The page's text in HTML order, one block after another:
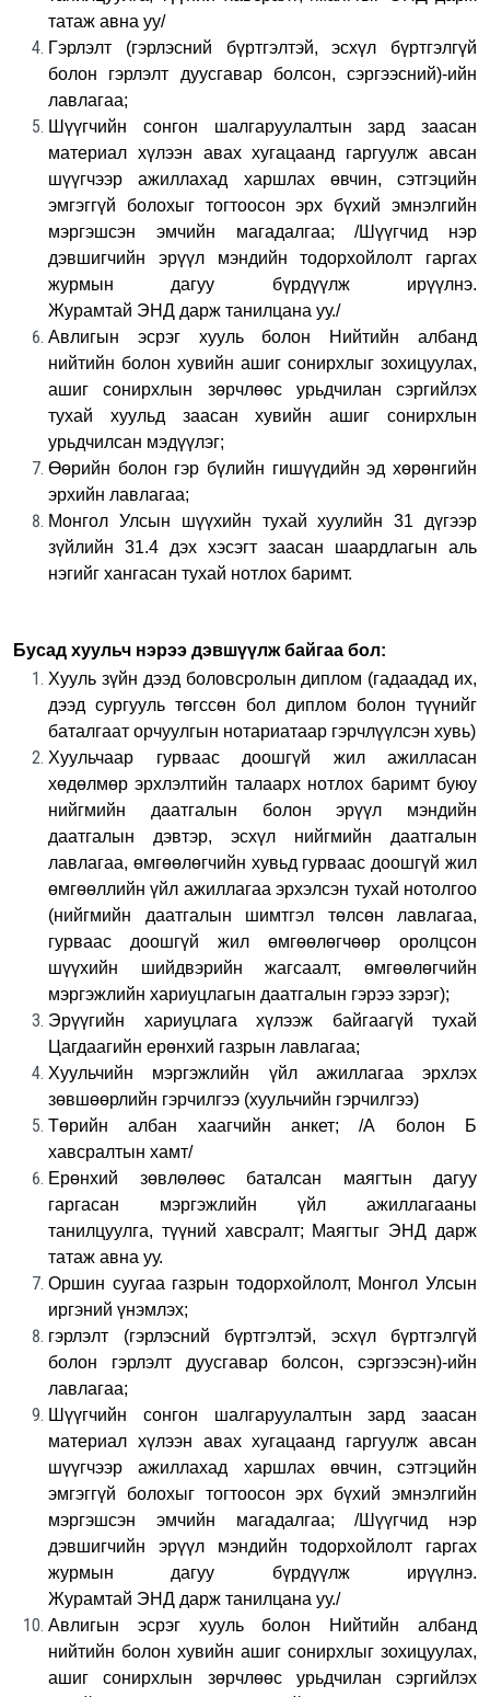
татаж авна уу/
Гэрлэлт (гэрлэсний бүртгэлтэй, эсхүл бүртгэлгүй
болон гэрлэлт дуусгавар болсон, сэргээсний)-ийн
лавлагаа;
Шүүгчийн сонгон шалгаруулалтын зард заасан
материал хүлээн авах хугацаанд гаргуулж авсан
шүүгчээр ажиллахад харшлах өвчин, сэтгэцийн
эмгэггүй болохыг тогтоосон эрх бүхий эмнэлгийн
мэргэшсэн эмчийн магадалгаа; /Шүүгчид нэр
дэвшигчийн эрүүл мэндийн тодорхойлолт гаргах
журмын дагуу бүрдүүлж ирүүлнэ.
Журамтай ЭНД дарж танилцана уу./
Авлигын эсрэг хууль болон Нийтийн албанд
нийтийн болон хувийн ашиг сонирхлыг зохицуулах,
ашиг сонирхлын зөрчлөөс урьдчилан сэргийлэх
тухай хуульд заасан хувийн ашиг сонирхлын
урьдчилсан мэдүүлэг;
Өөрийн болон гэр бүлийн гишүүдийн эд хөрөнгийн
эрхийн лавлагаа;
Монгол Улсын шүүхийн тухай хуулийн 31 дүгээр
зүйлийн 31.4 дэх хэсэгт заасан шаардлагын аль
нэгийг хангасан тухай нотлох баримт.
Бусад хуульч нэрээ дэвшүүлж байгаа бол:
Хууль зүйн дээд боловсролын диплом (гадаадад их,
дээд сургууль төгссөн бол диплом болон түүнийг
баталгаат орчуулгын нотариатаар гэрчлүүлсэн хувь)
Хуульчаар гурваас доошгүй жил ажилласан
хөдөлмөр эрхлэлтийн талаарх нотлох баримт буюу
нийгмийн даатгалын болон эрүүл мэндийн
даатгалын дэвтэр, эсхүл нийгмийн даатгалын
лавлагаа, өмгөөлөгчийн хувьд гурваас доошгүй жил
өмгөөллийн үйл ажиллагаа эрхэлсэн тухай нотолгоо
(нийгмийн даатгалын шимтгэл төлсөн лавлагаа,
гурваас доошгүй жил өмгөөлөгчөөр оролцсон
шүүхийн шийдвэрийн жагсаалт, өмгөөлөгчийн
мэргэжлийн хариуцлагын даатгалын гэрээ зэрэг);
Эрүүгийн хариуцлага хүлээж байгаагүй тухай
Цагдаагийн ерөнхий газрын лавлагаа;
Хуульчийн мэргэжлийн үйл ажиллагаа эрхлэх
зөвшөөрлийн гэрчилгээ (хуульчийн гэрчилгээ)
Төрийн албан хаагчийн анкет; /А болон Б
хавсралтын хамт/
Ерөнхий зөвлөлөөс баталсан маягтын дагуу
гаргасан мэргэжлийн үйл ажиллагааны
танилцуулга, түүний хавсралт; Маягтыг ЭНД дарж
татаж авна уу.
Оршин суугаа газрын тодорхойлолт, Монгол Улсын
иргэний үнэмлэх;
гэрлэлт (гэрлэсний бүртгэлтэй, эсхүл бүртгэлгүй
болон гэрлэлт дуусгавар болсон, сэргээсэн)-ийн
лавлагаа;
Шүүгчийн сонгон шалгаруулалтын зард заасан
материал хүлээн авах хугацаанд гаргуулж авсан
шүүгчээр ажиллахад харшлах өвчин, сэтгэцийн
эмгэггүй болохыг тогтоосон эрх бүхий эмнэлгийн
мэргэшсэн эмчийн магадалгаа; /Шүүгчид нэр
дэвшигчийн эрүүл мэндийн тодорхойлолт гаргах
журмын дагуу бүрдүүлж ирүүлнэ.
Журамтай ЭНД дарж танилцана уу./
Авлигын эсрэг хууль болон Нийтийн албанд
нийтийн болон хувийн ашиг сонирхлыг зохицуулах,
ашиг сонирхлын зөрчлөөс урьдчилан сэргийлэх